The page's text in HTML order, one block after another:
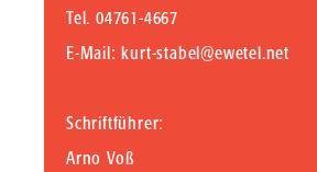
Tel. 04761-4667
E-Mail:kurt-stabel@ewetel.net
Schriftführer:
Arno Voß